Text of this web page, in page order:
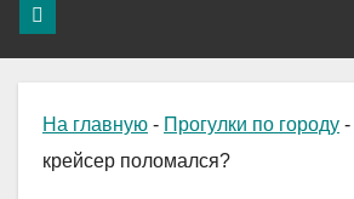
На главную - Прогулки по городу -
крейсер поломался?